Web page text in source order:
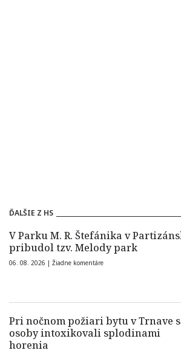
ĎALŠIE Z HS
V Parku M. R. Štefánika v
pribudol tzv. Melody park
06. 08. 2026 | Žiadne komentáre
Pri nočnom požiari bytu v Trnave
osoby intoxikovali splodinami
horenia